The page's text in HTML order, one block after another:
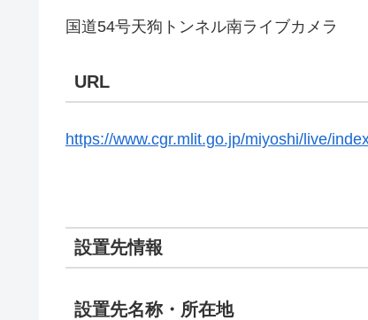
国道54号天狗トンネル南ライブカメラ
URL
https://www.cgr.mlit.go.jp/miyoshi/live/
設置先情報
設置先名称・所在地